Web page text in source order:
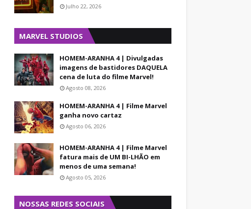
Julho 22, 2026
MARVEL STUDIOS
HOMEM-ARANHA 4 | Divulgadas
imagens de bastidores DAQUELA
cena de luta do filme Marvel!
Agosto 08, 2026
HOMEM-ARANHA 4 | Filme Marvel
ganha novo cartaz
Agosto 06, 2026
HOMEM-ARANHA 4 | Filme Marvel
fatura mais de UM BI-LHÃO em
menos de uma semana!
Agosto 05, 2026
NOSSAS REDES SOCIAIS